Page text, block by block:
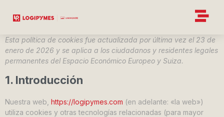
Esta política de cookies fue actualizada por última vez el 23 de
enero de 2026 y se aplica a los ciudadanos y residentes legales
permanentes del Espacio Económico Europeo y Suiza.
1. Introducción
Nuestra web, https://logipymes.com (en adelante: «la web»)
utiliza cookies y otras tecnologías relacionadas (para mayor